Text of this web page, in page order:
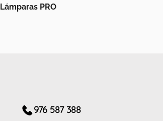
Lámparas PRO
976 587 388